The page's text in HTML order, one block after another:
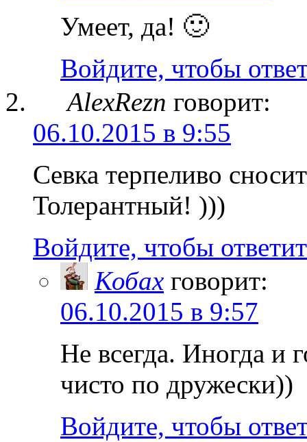
Умеет, да! 🙂
Войдите, чтобы
AlexRezn говорит:
06.10.2015 в 9:55
Севка терпеливо
Толерантный! )))
Войдите, чтобы
Кобах говорит:
06.10.2015 в 9:57
Не всегда. Иногда и
чисто по дружески))
Войдите, чтобы